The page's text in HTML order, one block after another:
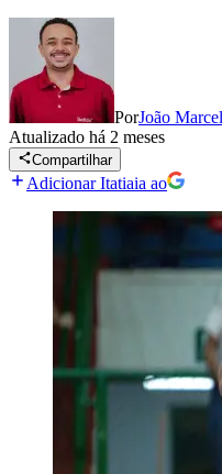
PorJoão
Atualizado há 2 meses
Compartilhar
Adicionar Itatiaia ao